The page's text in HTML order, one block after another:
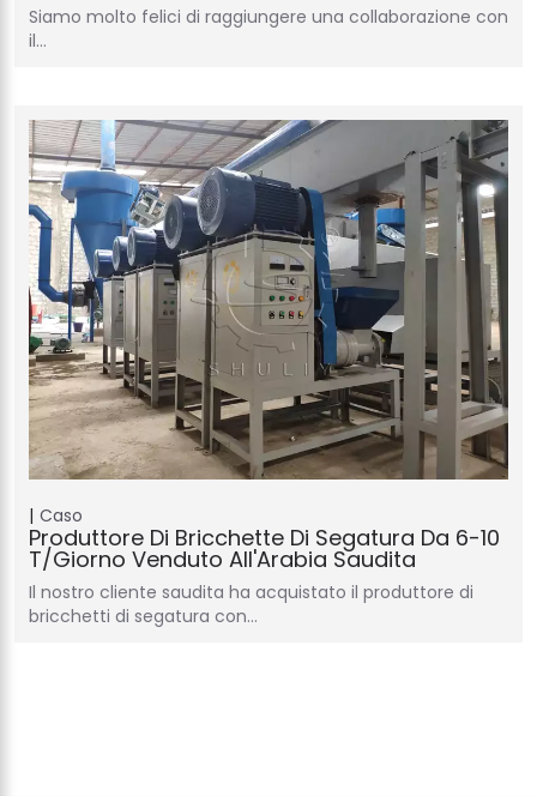
Siamo molto felici di raggiungere una collaborazione con
il…
Caso
Produttore Di Bricchette Di Segatura Da 6-10
T/giorno Venduto All'Arabia Saudita
Il nostro cliente saudita ha acquistato il produttore di
bricchetti di segatura con…